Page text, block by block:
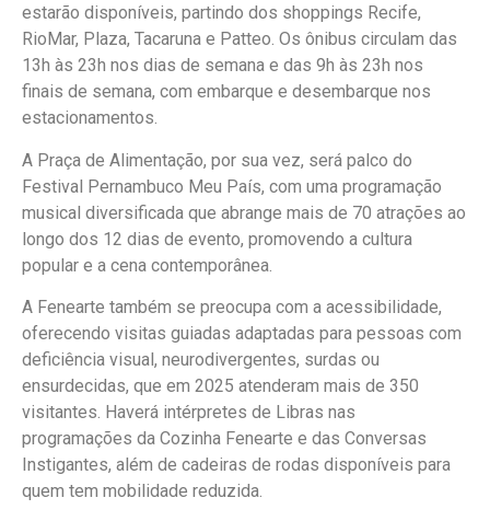
estarão disponíveis, partindo dos shoppings Recife,
RioMar, Plaza, Tacaruna e Patteo. Os ônibus circulam das
13h às 23h nos dias de semana e das 9h às 23h nos
finais de semana, com embarque e desembarque nos
estacionamentos.
A Praça de Alimentação, por sua vez, será palco do
Festival Pernambuco Meu País, com uma programação
musical diversificada que abrange mais de 70 atrações ao
longo dos 12 dias de evento, promovendo a cultura
popular e a cena contemporânea.
A Fenearte também se preocupa com a acessibilidade,
oferecendo visitas guiadas adaptadas para pessoas com
deficiência visual, neurodivergentes, surdas ou
ensurdecidas, que em 2025 atenderam mais de 350
visitantes. Haverá intérpretes de Libras nas
programações da Cozinha Fenearte e das Conversas
Instigantes, além de cadeiras de rodas disponíveis para
quem tem mobilidade reduzida.